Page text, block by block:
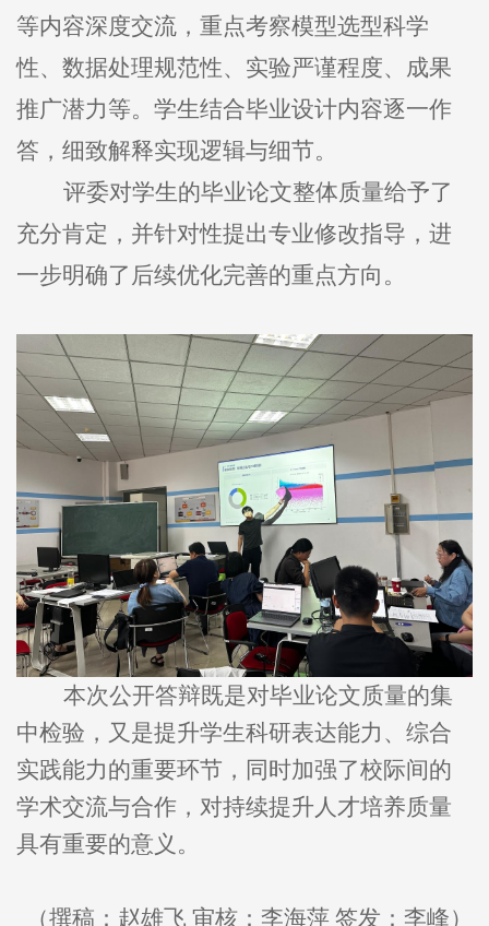
等内容深度交流，重点考察模型选型科学
性、数据处理规范性、实验严谨程度、成果
推广潜力等。学生结合毕业设计内容逐一作
答，细致解释实现逻辑与细节。
评委对学生的毕业论文整体质量给予了
充分肯定，并针对性提出专业修改指导，进
一步明确了后续优化完善的重点方向。
本次公开答辩既是对毕业论文质量的集
中检验，又是提升学生科研表达能力、综合
实践能力的重要环节，同时加强了校际间的
学术交流与合作，对持续提升人才培养质量
具有重要的意义。
（撰稿：赵雄飞 审核：李海萍 签发：李峰）